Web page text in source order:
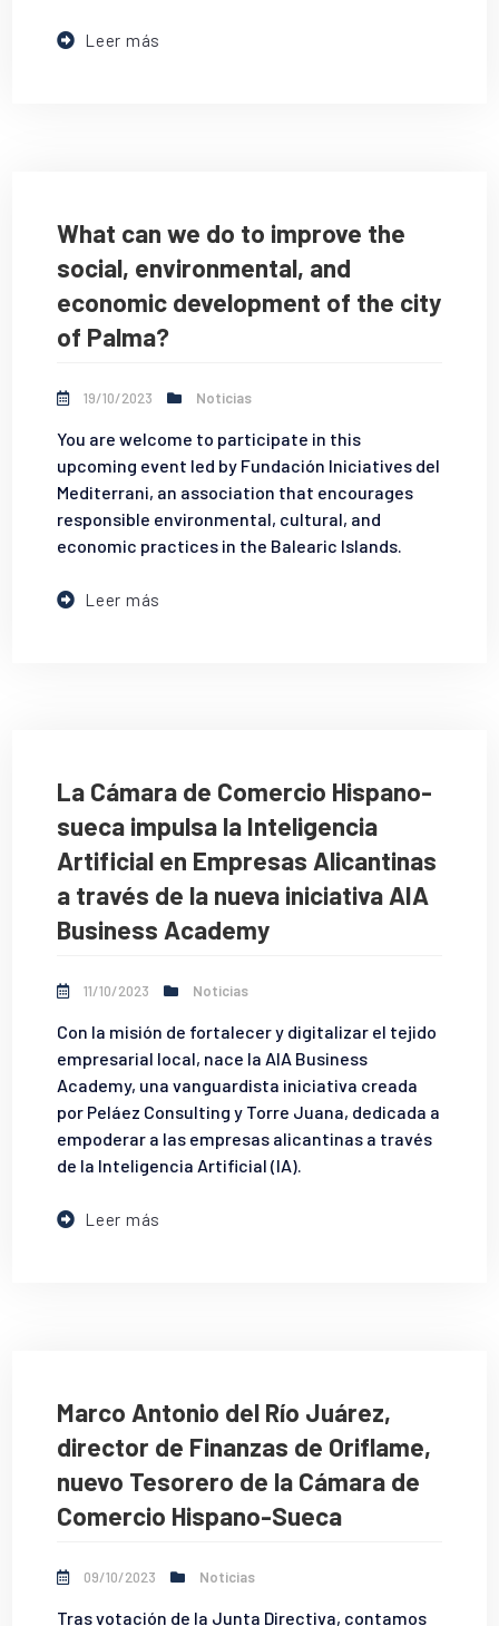
Leer más
What can we do to improve the
social, environmental, and
economic development of the city
of Palma?
19/10/2023 Noticias
You are welcome to participate in this
upcoming event led by Fundación Iniciatives del
Mediterrani, an association that encourages
responsible environmental, cultural, and
economic practices in the Balearic Islands.
Leer más
La Cámara de Comercio Hispano-
sueca impulsa la Inteligencia
Artificial en Empresas Alicantinas
a través de la nueva iniciativa AIA
Business Academy
11/10/2023 Noticias
Con la misión de fortalecer y digitalizar el tejido
empresarial local, nace la AIA Business
Academy, una vanguardista iniciativa creada
por Peláez Consulting y Torre Juana, dedicada a
empoderar a las empresas alicantinas a través
de la Inteligencia Artificial (IA).
Leer más
Marco Antonio del Río Juárez,
director de Finanzas de Oriflame,
nuevo Tesorero de la Cámara de
Comercio Hispano-Sueca
09/10/2023 Noticias
Tras votación de la Junta Directiva, contamos